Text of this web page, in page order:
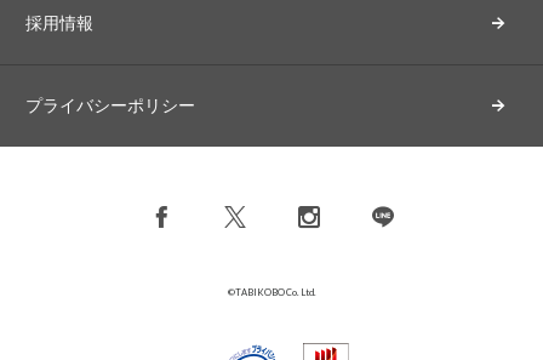
採用情報
プライバシーポリシー
©TABIKOBO Co. Ltd.